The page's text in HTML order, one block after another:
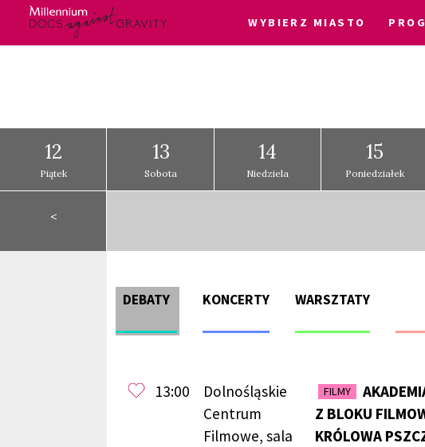
WYBIERZ MIASTO
12
Piątek
13
Sobota
14
Niedziela
15
Poniedziałek
<
DEBATY KONCERTY WARSZTATY
13:00
Dolnośląskie
Centrum
Filmowe, sala
FILMY
Z BLOKU
KRÓLOWA